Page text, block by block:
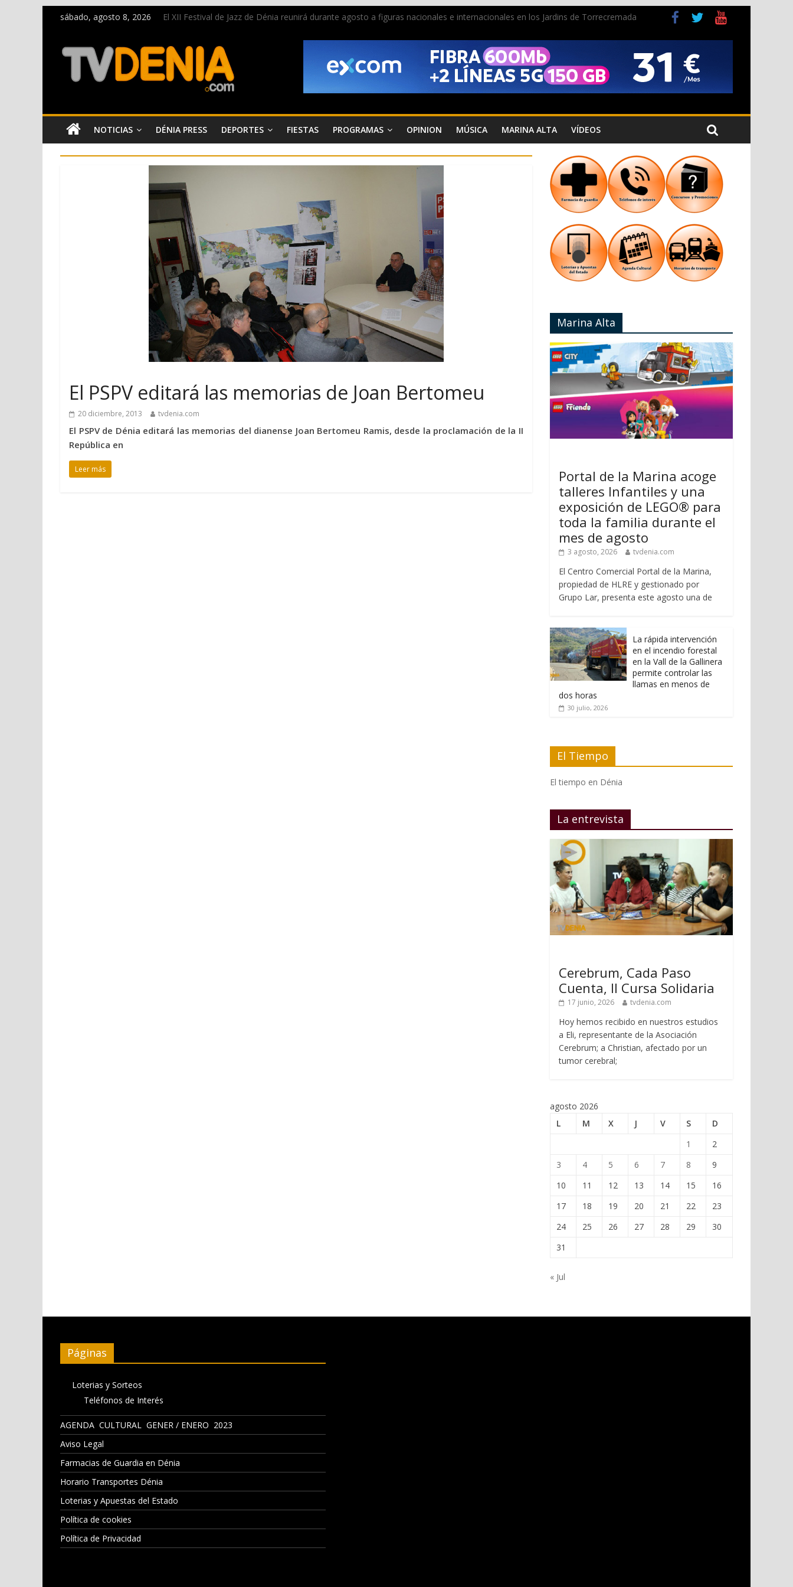
sábado, agosto 8, 2026
El XII Festival de Jazz de Dénia reunirá durante agosto a figuras nacionales e internacionales en los Jardins de Torrecremada
El bando moro protagonista en la Segunda Entraeta Festera
Paco Adsuar dona al Arxiu de Dénia más de 50.000 imágenes de la memoria visual de la ciudad
La Entraeta Festera llena de ambiente la calle Marqués de Campo con la recepción a la Capitanía Cristiana
NOTICIAS DÉNIA PRESS DEPORTES FIESTAS PROGRAMAS OPINION MÚSICA MARINA ALTA VÍDEOS
El PSPV editará las memorias de Joan Bertomeu
20 diciembre, 2013 tvdenia.com
El PSPV de Dénia editará las memorias del dianense Joan Bertomeu Ramis, desde la proclamación de la II
República en
Leer más
Marina Alta
Portal de la Marina acoge
talleres Infantiles y una
exposición de LEGO® para
toda la familia durante el
mes de agosto
3 agosto, 2026 tvdenia.com
El Centro Comercial Portal de la Marina,
propiedad de HLRE y gestionado por
Grupo Lar, presenta este agosto una de
La rápida intervención
en el incendio forestal
en la Vall de la Gallinera
permite controlar las
llamas en menos de
dos horas
30 julio, 2026
El Tiempo
El tiempo en Dénia
La entrevista
Cerebrum, Cada Paso
Cuenta, II Cursa Solidaria
17 junio, 2026 tvdenia.com
Hoy hemos recibido en nuestros estudios
a Eli, representante de la Asociación
Cerebrum; a Christian, afectado por un
tumor cerebral;
agosto 2026
L
M X J V S
D
1
2
3
4 5 6 7 8
9
10
11 12 13 14 15
16
17
18 19 20 21 22
23
24
25 26 27 28 29
30
31
« Jul
Páginas
Loterias y Sorteos
Teléfonos de Interés
AGENDA CULTURAL GENER / ENERO 2023
Aviso Legal
Farmacias de Guardia en Dénia
Horario Transportes Dénia
Loterias y Apuestas del Estado
Política de cookies
Política de Privacidad